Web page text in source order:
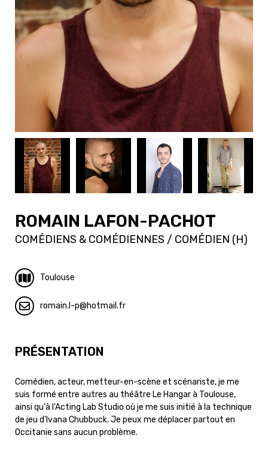
ROMAIN LAFON-PACHOT
COMÉDIENS & COMÉDIENNES / COMÉDIEN (H)
Toulouse
romain.l-p hotmail.fr
PRÉSENTATION
Comédien, acteur, metteur-en-scène et scénariste, je me
suis formé entre autres au théâtre Le Hangar à Toulouse,
ainsi qu'à l'Acting Lab Studio où je me suis initié à la technique
de jeu d'Ivana Chubbuck. Je peux me déplacer partout en
Occitanie sans aucun problème.